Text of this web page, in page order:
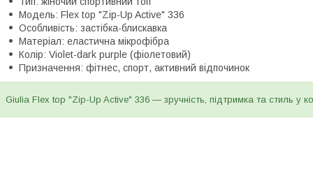
Модель: Flex top "Zip-Up Active" 336
Особливість: застібка-блискавка
Матеріал: еластична мікрофібра
Колір: Violet-dark purple (фіолетовий)
Призначення: фітнес, спорт, активний відпочинок
Giulia Flex top "Zip-Up Active" 336 — зручність, підтримка та стиль у